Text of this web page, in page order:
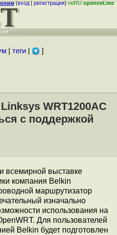
(вход|регистрация)неRUopennet.me
| теги| ]
WRT1200AC
с поддержкой
всемирной выставке
компания Belkin
маршрутизатор
изначально
использования на
Для пользователей
Belkin будет подготовлен